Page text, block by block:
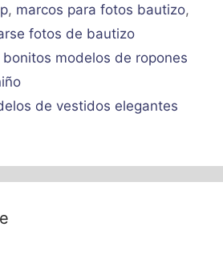
, marcos para fotos bautizo,
fotos de bautizo
bonitos modelos de ropones
de vestidos elegantes